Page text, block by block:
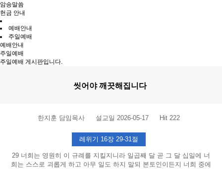
암송말씀
헌금 안내
예배안내
주일예배
예배안내
주일예배
주일예배 게시판입니다.
씻어야 깨끗해집니다
한지훈 담임목사 설교일 2026-05-17 Hit 222
레위기 16장 29-31절
29 너희는 영원히 이 규례를 지킬지니라 일곱째 달 곧 그 달 십일에 너
희는 스스로 괴롭게 하고 아무 일도 하지 말되 본토인이든지 너희 중에